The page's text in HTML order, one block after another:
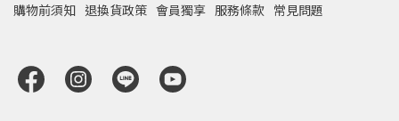
購物前須知 退換貨政策 會員獨享 服務條款 常見問題